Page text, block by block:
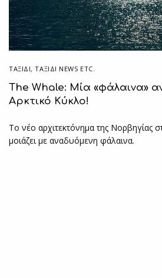
ΤΑΞΙΔΙ,ΤΑΞΊΔΙ NEWS ETC.
The Whale: Μία «φάλαινα»
Αρκτικό Κύκλο!
Το νέο αρχιτεκτόνημα της Νορβηγίας
μοιάζει με αναδυόμενη φάλαινα.